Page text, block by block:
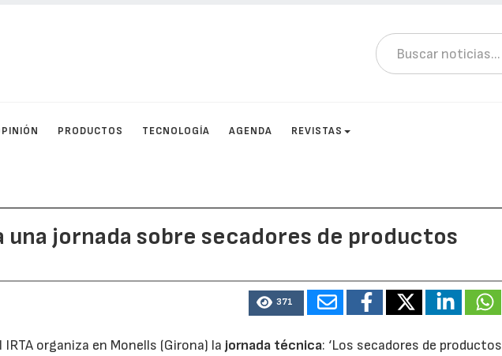
PRODUCTOS TECNOLOGÍA AGENDA REVISTAS
una jornada sobre secadores de productos
371
organiza en Monells (Girona) lajornada técnica: ‘Los secadores de productos